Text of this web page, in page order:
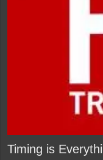
Timing is